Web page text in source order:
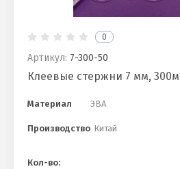
0
Артикул: 7-300-50
Клеевые стержни 7 мм,
Материал ЭВА
Производство Китай
Кол-во: